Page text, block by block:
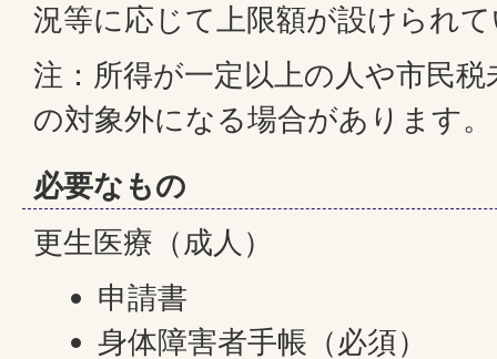
況等に応じて上限額が設けられ
注：所得が一定以上の人や市民
の対象外になる場合があります。
必要なもの
更生医療（成人）
申請書
身体障害者手帳（必須）